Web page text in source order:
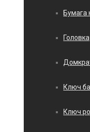
Бумага
Головка
Ключ
Ключ